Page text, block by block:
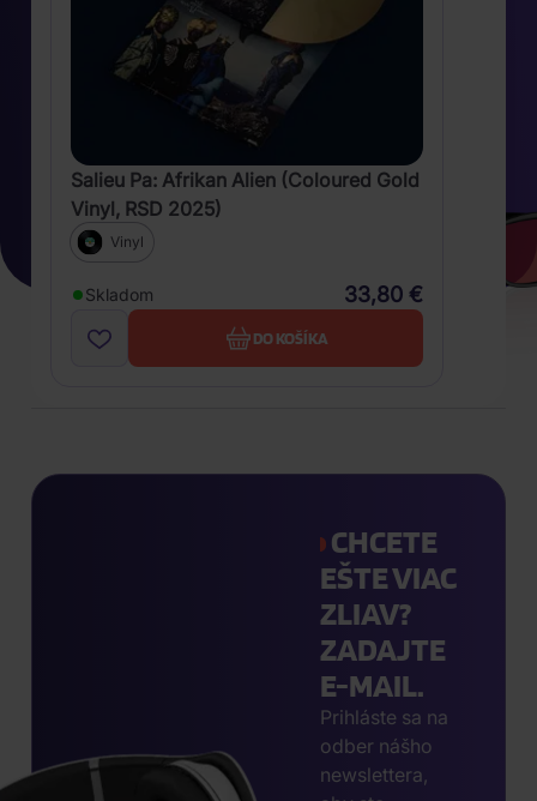
Salieu Pa: Afrikan Alien (Coloured Gold
Vinyl, RSD 2025)
Vinyl
Skladom 33,80 €
DO KOŠÍKA
CHCETE
EŠTE VIAC
ZLIAV?
ZADAJTE
E-MAIL.
Prihláste sa na
odber nášho
newslettera,